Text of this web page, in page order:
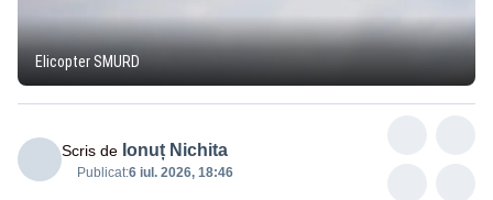
Elicopter SMURD
Scris de Ionuț Nichita
Publicat:6 iul. 2026, 18:46